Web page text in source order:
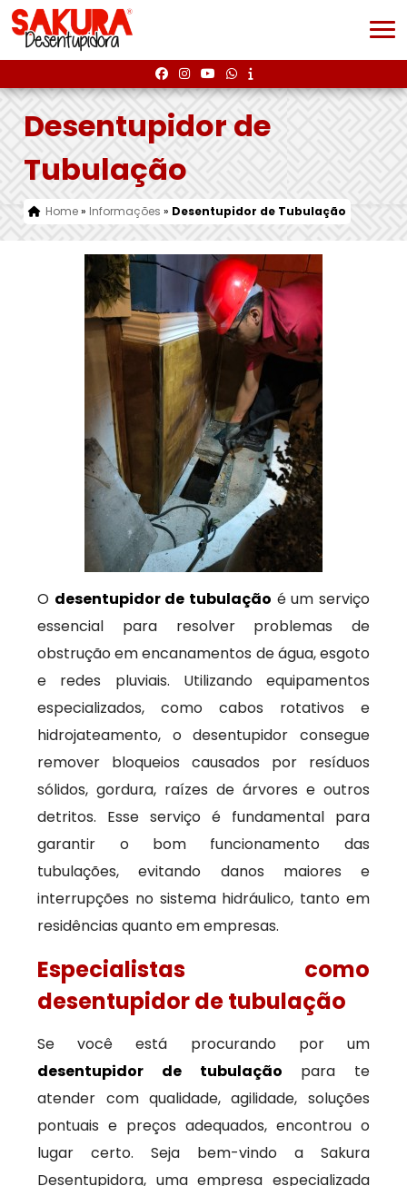
Desentupidor de
Tubulação
Home» Informações » Desentupidor de Tubulação
O desentupidor de tubulação é um serviço
essencial para resolver problemas de
obstrução em encanamentos de água, esgoto
e redes pluviais. Utilizando equipamentos
especializados, como cabos rotativos e
hidrojateamento, o desentupidor consegue
remover bloqueios causados por resíduos
sólidos, gordura, raízes de árvores e outros
detritos. Esse serviço é fundamental para
garantir o bom funcionamento das
tubulações, evitando danos maiores e
interrupções no sistema hidráulico, tanto em
residências quanto em empresas.
Especialistas como
desentupidor de tubulação
Se você está procurando por um
desentupidor de tubulação para te
atender com qualidade, agilidade, soluções
pontuais e preços adequados, encontrou o
lugar certo. Seja bem-vindo a Sakura
Desentupidora, uma empresa especializada